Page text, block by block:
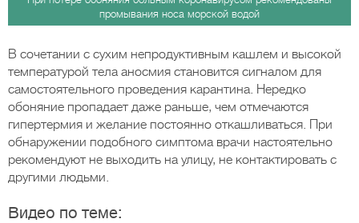
промывания носа морской водой
В сочетании с сухим непродуктивным кашлем и высокой
температурой тела аносмия становится сигналом для
самостоятельного проведения карантина. Нередко
обоняние пропадает даже раньше, чем отмечаются
гипертермия и желание постоянно откашливаться. При
обнаружении подобного симптома врачи настоятельно
рекомендуют не выходить на улицу, не контактировать с
другими людьми.
Видео по теме: